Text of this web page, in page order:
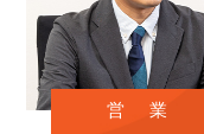
営 業